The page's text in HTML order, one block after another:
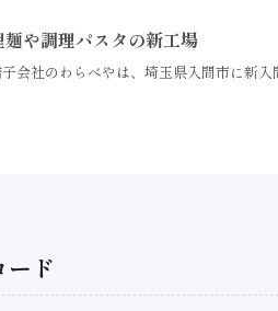
や調理パスタの新工場
会社のわらべやは、埼玉県入間市に新
ード